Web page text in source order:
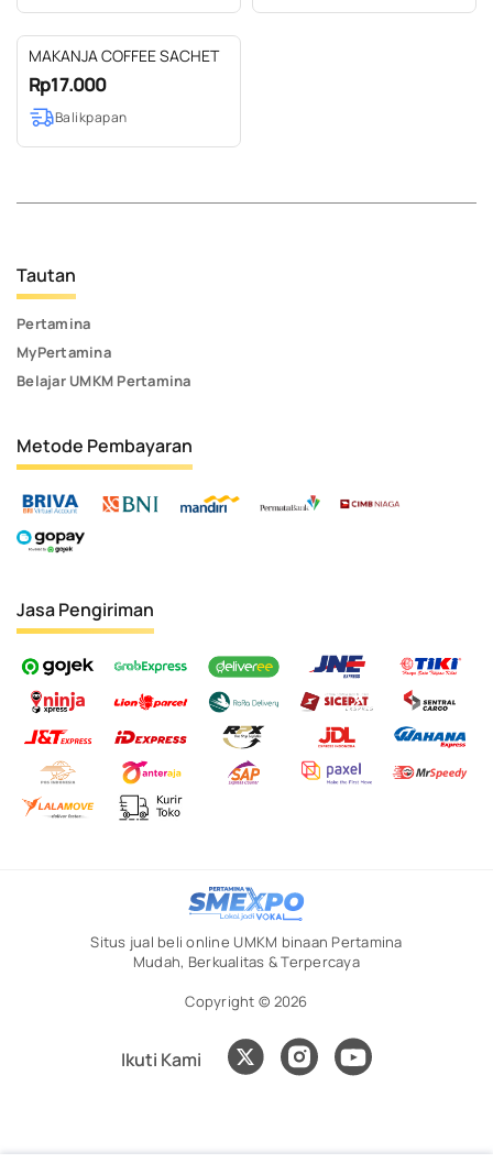
MAKANJA COFFEE SACHET
Rp17.000
Balikpapan
Tautan
Pertamina
MyPertamina
Belajar UMKM Pertamina
Metode Pembayaran
Jasa Pengiriman
Situs jual beli online UMKM binaan Pertamina
Mudah, Berkualitas & Terpercaya
Copyright © 2026
Ikuti Kami